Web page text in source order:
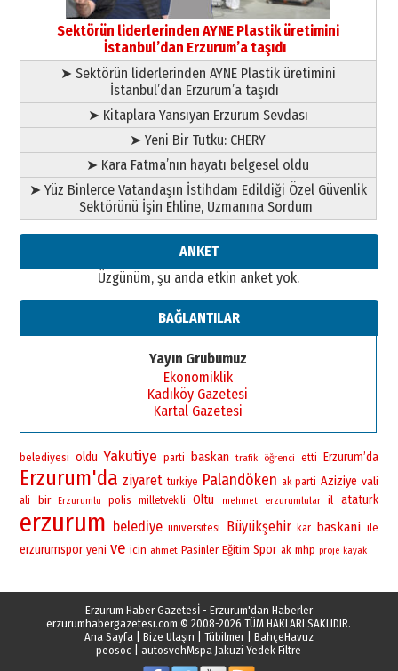
Esat BİNDESEN
Başkan Sekmen’den Erzurum’a
bir vizyon proje daha!
02 Ağustos 2026 Pazar
Sektörün liderlerinden AYNE Plastik üretimini
İstanbul’dan Erzurum’a taşıdı
➤ Sektörün liderlerinden AYNE Plastik üretimini
İstanbul’dan Erzurum’a taşıdı
➤ Kitaplara Yansıyan Erzurum Sevdası
➤ Yeni Bir Tutku: CHERY
➤ Kara Fatma’nın hayatı belgesel oldu
➤ Yüz Binlerce Vatandaşın İstihdam Edildiği Özel Güvenlik
Sektörünü İşin Ehline, Uzmanına Sordum
ANKET
Üzgünüm, şu anda etkin anket yok.
BAĞLANTILAR
Yayın Grubumuz
Ekonomiklik
Kadıköy Gazetesi
Kartal Gazetesi
belediyesi oldu Yakutiye parti baskan trafik öğrenci etti Erzurum’da
Erzurum'da ziyaret turkiye Palandöken ak parti Aziziye vali
ali bir Erzurumlu polis milletvekili Oltu mehmet erzurumlular il ataturk
erzurum belediye universitesi Büyükşehir kar baskani ile
erzurumspor yeni ve icin ahmet Pasinler Eğitim Spor ak mhp proje kayak
Erzurum Haber Gazetesİ - Erzurum'dan Haberler
erzurumhabergazetesi.com © 2008-2026 TÜM HAKLARI SAKLIDIR.
Ana Sayfa| Bize Ulaşın Tübilmer| BahçeHavuz
peosoc
autosvehMspa Jakuzi Yedek Filtre